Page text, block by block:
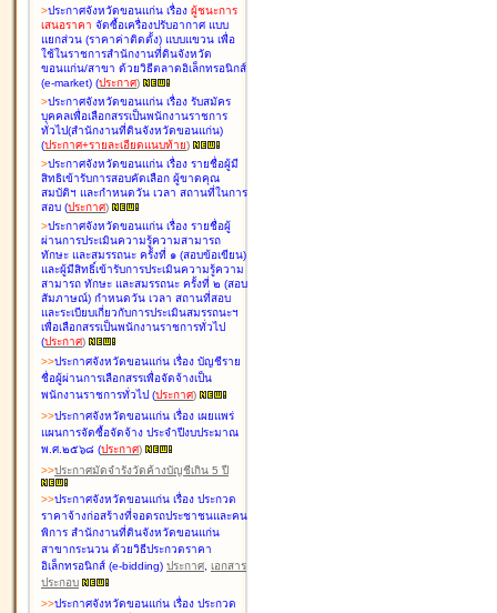
>ประกาศจังหวัดขอนแก่น เรื่อง ผู้ชนะการ
เสนอราคา จัดซื้อเครื่องปรับอากาศ แบบ
แยกส่วน (ราคาค่าติดตั้ง) แบบแขวน เพื่อ
ใช้ในราชการสำนักงานที่ดินจังหวัด
ขอนแก่น/สาขา ด้วยวิธีตลาดอิเล็กทรอนิกส์
(e-market) (ประกาศ)
>ประกาศจังหวัดขอนแก่น เรื่อง รับสมัคร
บุคคลเพื่อเลือกสรรเป็นพนักงานราชการ
ทั่วไป(สำนักงานที่ดินจังหวัดขอนแก่น)
(ประกาศ+รายละเอียดแนบท้าย)
>ประกาศจังหวัดขอนแก่น เรื่อง รายชื่อผู้มี
สิทธิเข้ารับการสอบคัดเลือก ผู้ขาดคุณ
สมบัติฯ และกำหนดวัน เวลา สถานที่ในการ
สอบ (ประกาศ)
>ประกาศจังหวัดขอนแก่น เรื่อง รายชื่อผู้
ผ่านการประเมินความรู้ความสามารถ
ทักษะ และสมรรถนะ ครั้งที่ ๑ (สอบข้อเขียน)
และผู้มีสิทธิ์เข้ารับการประเมินความรู้ความ
สามารถ ทักษะ และสมรรถนะ ครั้งที่ ๒ (สอบ
สัมภาษณ์) กำหนดวัน เวลา สถานที่สอบ
และระเบียบเกี่ยวกับการประเมินสมรรถนะฯ
เพื่อเลือกสรรเป็นพนักงานราชการทั่วไป
(ประกาศ)
>>ประกาศจังหวัดขอนแก่น เรื่อง บัญชีราย
ชื่อผู้ผ่านการเลือกสรรเพื่อจัดจ้างเป็น
พนักงานราชการทั่วไป (ประกาศ)
>>ประกาศจังหวัดขอนแก่น เรื่อง เผยแพร่
แผนการจัดซื้อจัดจ้าง ประจำปีงบประมาณ
พ.ศ.๒๕๖๘ (ประกาศ)
>>ประกาศมัดจำรังวัดค้างบัญชีเกิน 5 ปี
>>ประกาศจังหวัดขอนแก่น เรื่อง ประกวด
ราคาจ้างก่อสร้างที่จอดรถประชาชนและคน
พิการ สำนักงานที่ดินจังหวัดขอนแก่น
สาขากระนวน ด้วยวิธีประกวดราคา
อิเล็กทรอนิกส์ (e-bidding) ประกาศ, เอกสาร
ประกอบ
>>ประกาศจังหวัดขอนแก่น เรื่อง ประกวด